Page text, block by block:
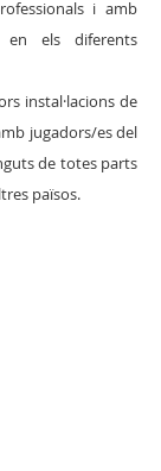
i amb
en els diferents
instal·lacions de
jugadors/es del
de totes parts
països.